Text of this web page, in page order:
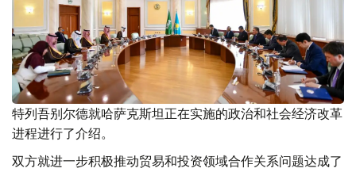
特列吾别尔德就哈萨克斯坦正在实施的政治和社会经济改革
进程进行了介绍。
双方就进一步积极推动贸易和投资领域合作关系问题达成了